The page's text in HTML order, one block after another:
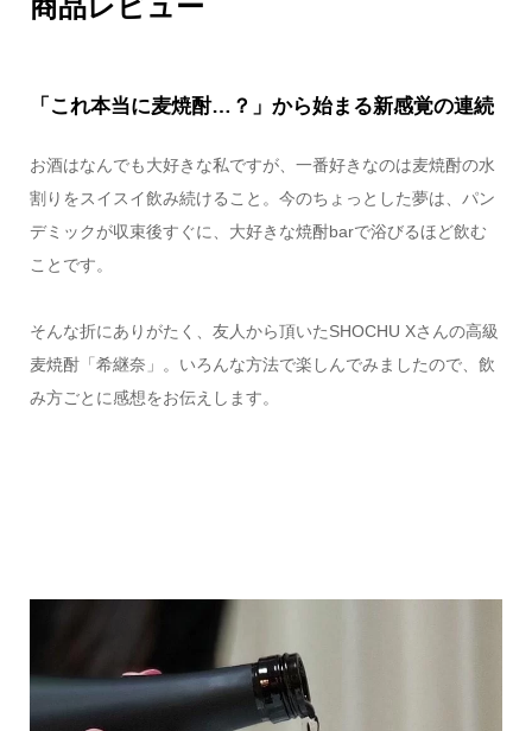
「これ本当に麦焼酎…？」から始まる新感覚の連続
お酒はなんでも大好きな私ですが、一番好きなのは麦焼酎の水
割りをスイスイ飲み続けること。今のちょっとした夢は、パン
デミックが収束後すぐに、大好きな焼酎barで浴びるほど飲む
ことです。
そんな折にありがたく、友人から頂いたSHOCHU Xさんの高級
麦焼酎「希継奈」。いろんな方法で楽しんでみましたので、飲
み方ごとに感想をお伝えします。